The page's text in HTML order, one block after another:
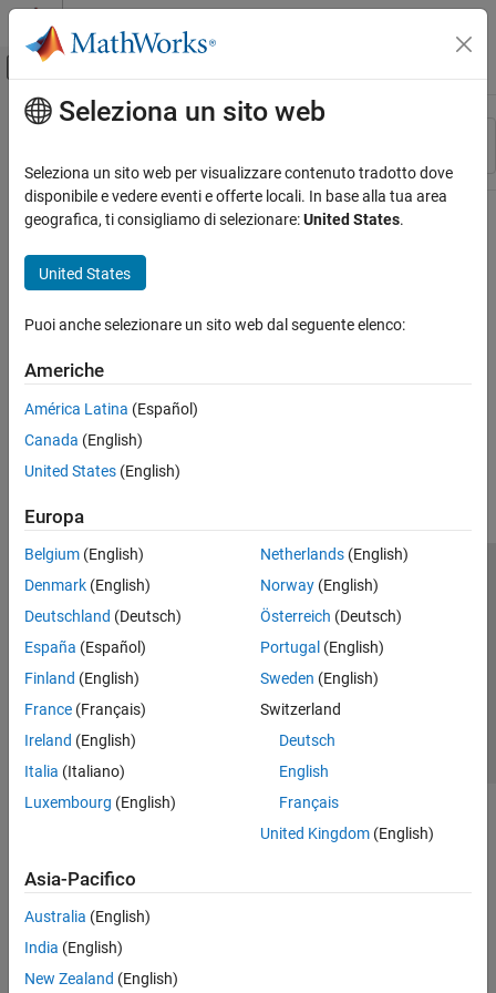
Vai al contenuto
Attiva/disattiva menu di navigazione
Risorsa
Stato
Contenuto principale
Seleziona un sito web
Seleziona un sito web per visualizzare contenuto tradotto dove
disponibile e vedere eventi e offerte locali. In base alla tua area
geografica, ti consigliamo di selezionare:United States.
United States
Puoi anche selezionare un sito web dal seguente elenco:
Americhe
América Latina (Español)
Canada (English)
United States (English)
Europa
Belgium (English)
Denmark (English)
Deutschland (Deutsch)
España (Español)
Finland (English)
France (Français)
Ireland (English)
Italia (Italiano)
Luxembourg (English)
Netherlands(English)
Norway(English)
Österreich (Deutsch)
Portugal (English)
Sweden (English)
Switzerland
Deutsch
English
Français
United Kingdom(English)
Asia-Pacifico
Australia (English)
India (English)
New Zealand (English)
Centro di fiducia
Informativa sulla privacy
Antipirateria
Stato dell'applicazione
Contatti
© 1994-2026 The MathWorks, Inc.